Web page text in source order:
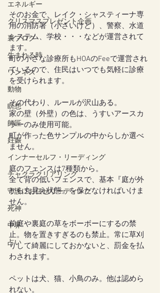
エネルギー
クリスマスプレゼント企画
裏ブログ
生まれる時
ワンネス
動物
瞑想
師匠
妊娠
インナーセルフ・リーディング
チャクラクリアリング
守護にお任せリーディング
死神
中界
占い
そのお金で、レイク・シャスティーナ専
用の消防署（小さいけど）、警察、水道
システム、学校・・・などが運営されて
ます。
町の小さな診療所もHOAのFeeで運営され
ているので、住民はいつでも気軽に診療
を受けられます。
その代わり、ルールが沢山ある。
家の壁（外壁）の色は、うすいアースカ
ラーのみ使用可能。
町が作った色サンプルの中からしか選べ
ません。
庭のフェンスは7種類から。
全て背の低いフェンスで、基本『庭が外
から丸見え状態』を保たなければいけま
せん。
前庭や裏庭の草をボーボーにするの禁
止。物を置きすぎるのも禁止。常に草刈
りして綺麗にしておかないと、罰金を払
わされます。
ペットは犬、猫、小鳥のみ。他は認めら
れない。